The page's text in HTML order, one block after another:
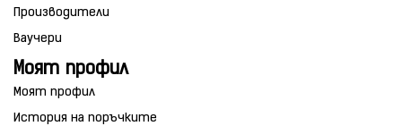
Производители
Ваучери
Моят профил
Моят профил
История на поръчките